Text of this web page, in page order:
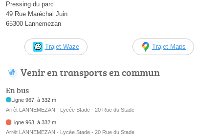
Pressing du parc
49 Rue Maréchal Juin
65300 Lannemezan
Trajet Waze Trajet Maps
Venir en transports en commun
En bus
Ligne 967, à 332 m
Arrêt LANNEMEZAN - Lycée Stade - 20 Rue du Stade
Ligne 963, à 332 m
Arrêt LANNEMEZAN - Lycée Stade - 20 Rue du Stade